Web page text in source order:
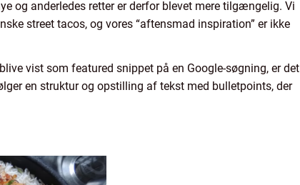
og anderledes retter er derfor blevet mere tilgængelig. Vi
street tacos, og vores “aftensmad inspiration” er ikke
vist som featured snippet på en Google-søgning, er det
en struktur og opstilling af tekst med bulletpoints, der